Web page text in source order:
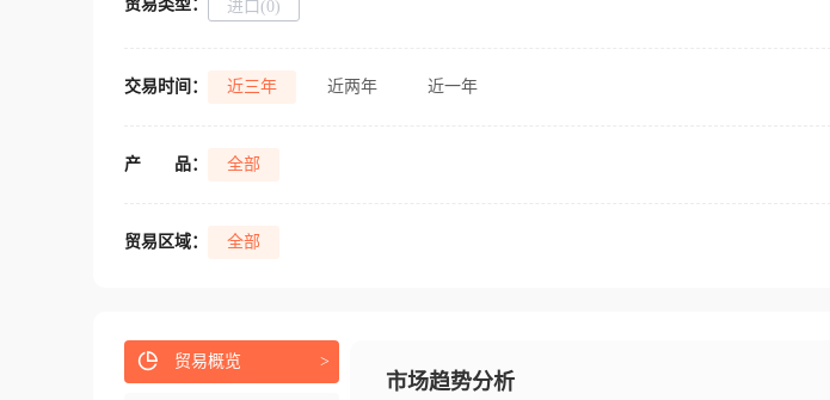
贸易类型： 进口(0)
交易时间： 近三年 近两年 近一年
产 品： 全部
贸易区域： 全部
市场趋势分析
贸易概览 >